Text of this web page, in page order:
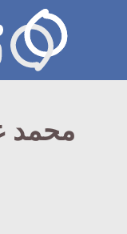
منصتي
30